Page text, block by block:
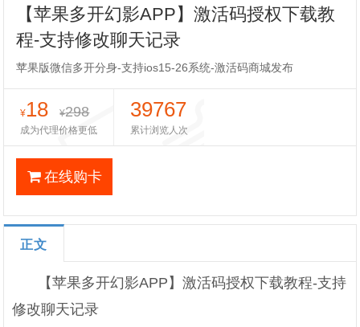
【苹果多开幻影APP】激活码授权下载教
程-支持修改聊天记录
苹果版微信多开分身-支持ios15-26系统-激活码商城发布
¥18 ¥298
成为代理价格更低
39767
累计浏览人次
在线购卡
正文
【苹果多开幻影APP】激活码授权下载教程-支持
修改聊天记录